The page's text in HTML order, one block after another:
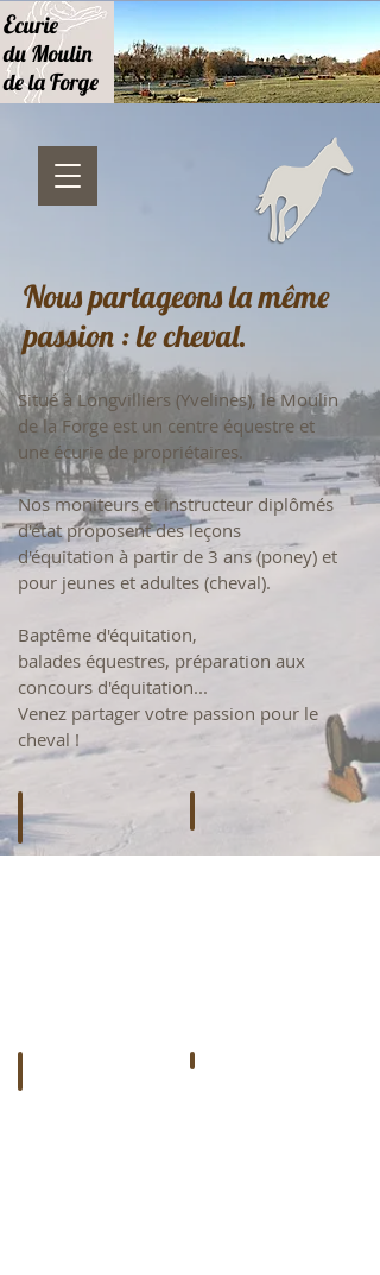
Ecurie
du Moulin
de la Forge
Nous partageons la même
passion : le cheval.
Situé à Longvilliers (Yvelines), le Moulin
de la Forge est un centre équestre et
une écurie de propriétaires.
Nos moniteurs et instructeur diplômés
d'état proposent des leçons
d'équitation à partir de 3 ans (poney) et
pour jeunes et adultes (cheval).
Baptême d'équitation,
balades équestres, préparation aux
concours d'équitation...
Venez partager votre passion pour le
cheval !